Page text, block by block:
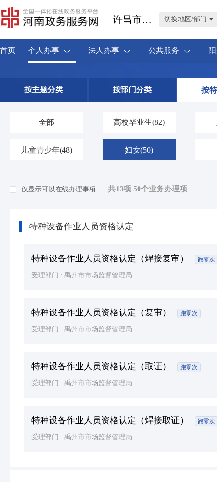
许昌市禹州市 切换地区/部门
首页 个人办事 法人办事 公共服务
按主题分类 按部门分类 按
全部 高校毕业生(82)
儿童青少年(48) 妇女(50)
仅显示可以在线办理事项 共13项 50个业务办理项
特种设备作业人员资格认定
特种设备作业人员资格认定（焊接复审） 跑零次
受理部门 : 禹州市市场监督管理局
特种设备作业人员资格认定（复审） 跑零次
受理部门 : 禹州市市场监督管理局
特种设备作业人员资格认定（取证） 跑零次
受理部门 : 禹州市市场监督管理局
特种设备作业人员资格认定（焊接取证） 跑零次
受理部门 : 禹州市市场监督管理局